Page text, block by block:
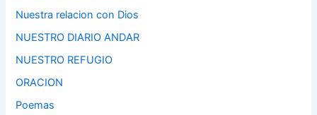
Nuestra relacion con Dios
NUESTRO DIARIO ANDAR
NUESTRO REFUGIO
ORACION
Poemas